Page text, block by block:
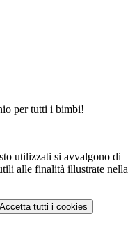
per tutti i bimbi!
utilizzati si avvalgono di
alle finalità illustrate nella
Accetta tutti i cookies